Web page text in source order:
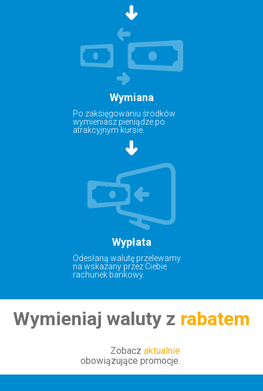
Wymiana
Po zaksięgowaniu środków
wymieniasz pieniądze po
atrakcyjnym kursie.
Wypłata
Odesłaną walutę przelewamy
na wskazany przez Ciebie
rachunek bankowy.
Wymieniaj waluty z rabatem
Zobacz aktualnie
obowiązujące promocje.